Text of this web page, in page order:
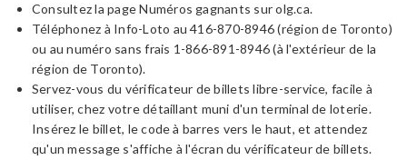
Consultez la page Numéros gagnants sur olg.ca.
Téléphonez à Info-Loto au 416-870-8946 (région de Toronto)
ou au numéro sans frais 1-866-891-8946 (à l'extérieur de la
région de Toronto).
Servez-vous du vérificateur de billets libre-service, facile à
utiliser, chez votre détaillant muni d'un terminal de loterie.
Insérez le billet, le code à barres vers le haut, et attendez
qu'un message s'affiche à l'écran du vérificateur de billets.